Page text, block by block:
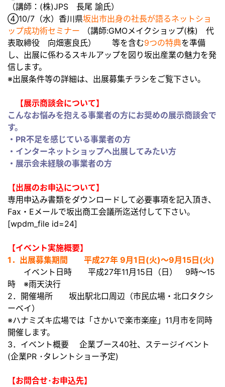
（講師：(株)JPS 長尾 諭氏）
④10/7（水）香川県坂出市出身の社長が語るネットショ
ップ成功術セミナー （講師:GMOメイクショップ(株) 代
表取締役 向畑憲良氏） 等を含む9つの特典を準備
し、出展に係わるスキルアップを図り坂出産業の魅力を発
信します。
※出展条件等の詳細は、出展募集チラシをご覧下さい。
【展示商談会について】
こんなお悩みを抱える事業者の方にお奨めの展示商談会で
す。
・PR不足を感じている事業者の方
・インターネットショップへ出展してみたい方
・展示会未経験の事業者の方
【出展のお申込について】
専用申込み書類をダウンロードして必要事項を記入頂き、
Fax・Eメールで坂出商工会議所迄送付して下さい。
[wpdm_file id=24]
【イベント実施概要】
1．出展募集期間 平成27年 9月1日(火)～9月15日(火)
イベント日時 平成27年11月15日（日） 9時～15
時 ※雨天決行
2．開催場所 坂出駅北口周辺（市民広場・北口タクシ
ーベイ）
※ハナミズキ広場では「さかいで楽市楽座」11月市を同時
開催します。
3．イベント概要 企業ブース40社、ステージイベント
(企業PR ･タレントショー予定)
【お問合せ･お申込先】